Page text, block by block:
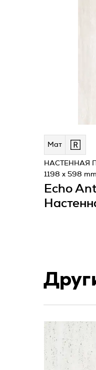
Мат
Echo
НАСТЕННАЯ
1198 x 598